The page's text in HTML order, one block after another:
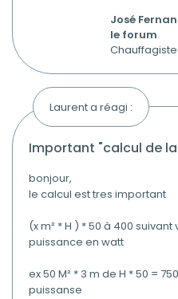
José
le forum
Chauffagiste
Laurent a réagi :
important "calcul de
bonjour,
le calcul est tres important
(x m² * H ) * 50 à 400
puissance en watt
ex 50 M² * 3 m de H * 50 =
puissanse